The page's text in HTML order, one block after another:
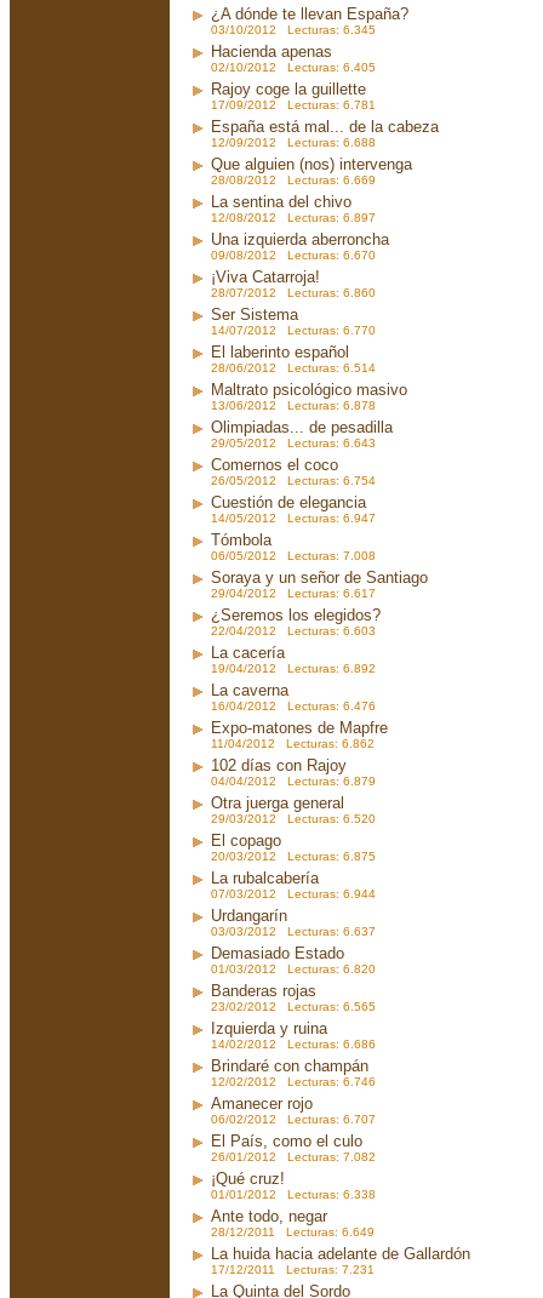
¿A dónde te llevan España?
03/10/2012 Lecturas: 6.345
Hacienda apenas
02/10/2012 Lecturas: 6.405
Rajoy coge la guillette
17/09/2012 Lecturas: 6.781
España está mal... de la cabeza
12/09/2012 Lecturas: 6.688
Que alguien (nos) intervenga
28/08/2012 Lecturas: 6.669
La sentina del chivo
12/08/2012 Lecturas: 6.897
Una izquierda aberroncha
09/08/2012 Lecturas: 6.670
¡Viva Catarroja!
28/07/2012 Lecturas: 6.860
Ser Sistema
14/07/2012 Lecturas: 6.770
El laberinto español
28/06/2012 Lecturas: 6.514
Maltrato psicológico masivo
13/06/2012 Lecturas: 6.878
Olimpiadas... de pesadilla
29/05/2012 Lecturas: 6.643
Comernos el coco
26/05/2012 Lecturas: 6.754
Cuestión de elegancia
14/05/2012 Lecturas: 6.947
Tómbola
06/05/2012 Lecturas: 7.008
Soraya y un señor de Santiago
29/04/2012 Lecturas: 6.617
¿Seremos los elegidos?
22/04/2012 Lecturas: 6.603
La cacería
19/04/2012 Lecturas: 6.892
La caverna
16/04/2012 Lecturas: 6.476
Expo-matones de Mapfre
11/04/2012 Lecturas: 6.862
102 días con Rajoy
04/04/2012 Lecturas: 6.879
Otra juerga general
29/03/2012 Lecturas: 6.520
El copago
20/03/2012 Lecturas: 6.875
La rubalcabería
07/03/2012 Lecturas: 6.944
Urdangarín
03/03/2012 Lecturas: 6.637
Demasiado Estado
01/03/2012 Lecturas: 6.820
Banderas rojas
23/02/2012 Lecturas: 6.565
Izquierda y ruina
14/02/2012 Lecturas: 6.686
Brindaré con champán
12/02/2012 Lecturas: 6.746
Amanecer rojo
06/02/2012 Lecturas: 6.707
El País, como el culo
26/01/2012 Lecturas: 7.082
¡Qué cruz!
01/01/2012 Lecturas: 6.338
Ante todo, negar
28/12/2011 Lecturas: 6.649
La huida hacia adelante de Gallardón
17/12/2011 Lecturas: 7.231
La Quinta del Sordo